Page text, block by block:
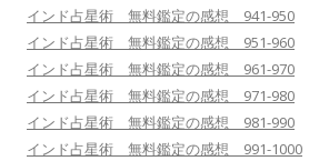
インド占星術 無料鑑定の感想 941-950
インド占星術 無料鑑定の感想 951-960
インド占星術 無料鑑定の感想 961-970
インド占星術 無料鑑定の感想 971-980
インド占星術 無料鑑定の感想 981-990
インド占星術 無料鑑定の感想 991-1000